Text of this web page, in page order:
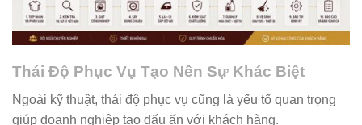
Thái Độ Phục Vụ Tạo Nên Sự Khác Biệt
Ngoài kỹ thuật, thái độ phục vụ cũng là yếu tố quan trọng
giúp doanh nghiệp tạo dấu ấn với khách hàng.